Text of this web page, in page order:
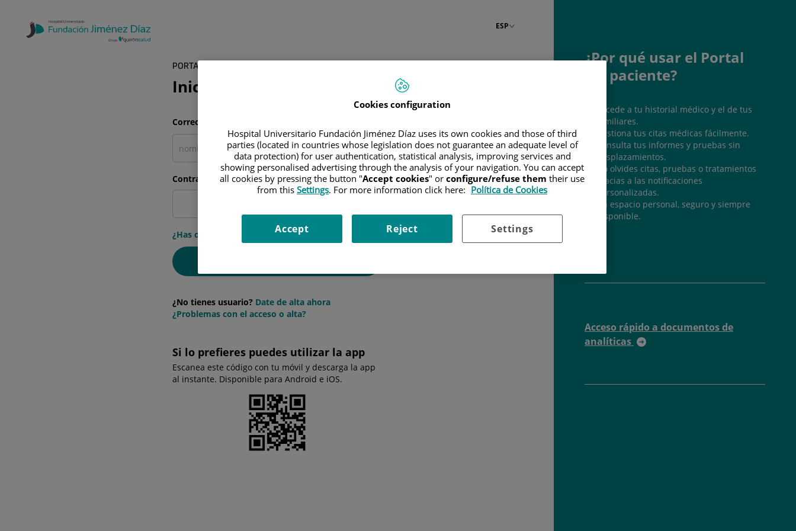
ESP
PORTAL DEL PACIENTE
Inicia sesión
Correo electrónico
Contraseña
¿Has olvidado tu contraseña?
¿No tienes usuario? Date de alta ahora
¿Problemas con el acceso o alta?
Si lo prefieres puedes utilizar la app
Escanea este código con tu móvil y descarga la app
al instante. Disponible para Android e iOS.
¿Por qué usar el Portal
del paciente?
Accede a tu historial médico y el de tus
familiares.
Gestiona tus citas médicas fácilmente.
Consulta tus informes y pruebas sin
desplazamientos.
No olvides citas, pruebas o tratamientos
gracias a las notificaciones
personalizadas.
Un espacio personal, seguro y siempre
disponible.
Acceso rápido a documentos de
analíticas
Cookies configuration
Hospital Universitario Fundación Jiménez Díaz uses its own cookies and those of third
parties (located in countries whose legislation does not guarantee an adequate level of
data protection) for user authentication, statistical analysis, improving services and
showing personalised advertising through the analysis of your navigation. You can accept
all cookies by pressing the button "Accept cookies" or configure/refuse them their use
from this Settings. For more information click here: Política de Cookies
Settings
Reject
Accept